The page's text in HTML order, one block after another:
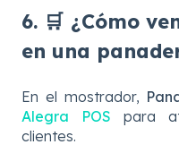
6. 🛒 ¿Cómo
en una
En el mostrador,
Alegra POS para
clientes.